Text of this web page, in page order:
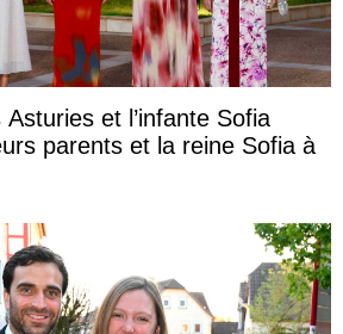
et l’infante Sofia
parents et la reine Sofia à